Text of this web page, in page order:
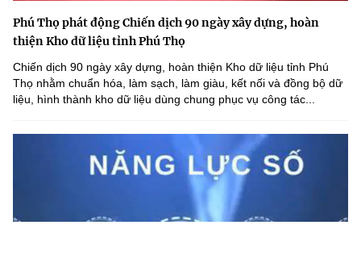
Phú Thọ phát động Chiến dịch 90 ngày xây dựng, hoàn
thiện Kho dữ liệu tỉnh Phú Thọ
Chiến dịch 90 ngày xây dựng, hoàn thiện Kho dữ liệu tỉnh Phú
Thọ nhằm chuẩn hóa, làm sạch, làm giàu, kết nối và đồng bộ dữ
liệu, hình thành kho dữ liệu dùng chung phục vụ công tác...